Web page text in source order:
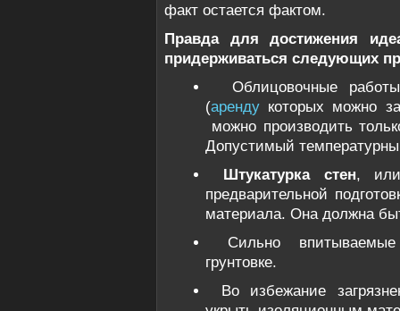
факт остается фактом.
Правда для достижения
придерживаться следующих
Облицовочные
(аренду которых можно
можно производить
Допустимый
Штукатурка стен,
предварительной
материала. Она должна
Сильно
грунтовке.
Во избежание